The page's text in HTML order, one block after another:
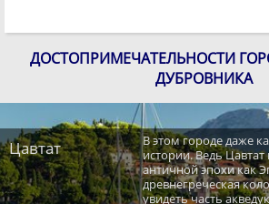
ДОСТОПРИМЕЧАТЕЛЬНОСТИ
ДУБРОВНИКА
Цавтат
В этом городе даже
истории. Ведь Цавтат
античной эпохи как
древнегреческая
увидеть часть